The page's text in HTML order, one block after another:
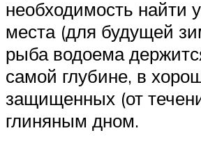
необходимость найти
места (для будущей
рыба водоема
самой глубине, в
защищенных (от
глиняным дном.